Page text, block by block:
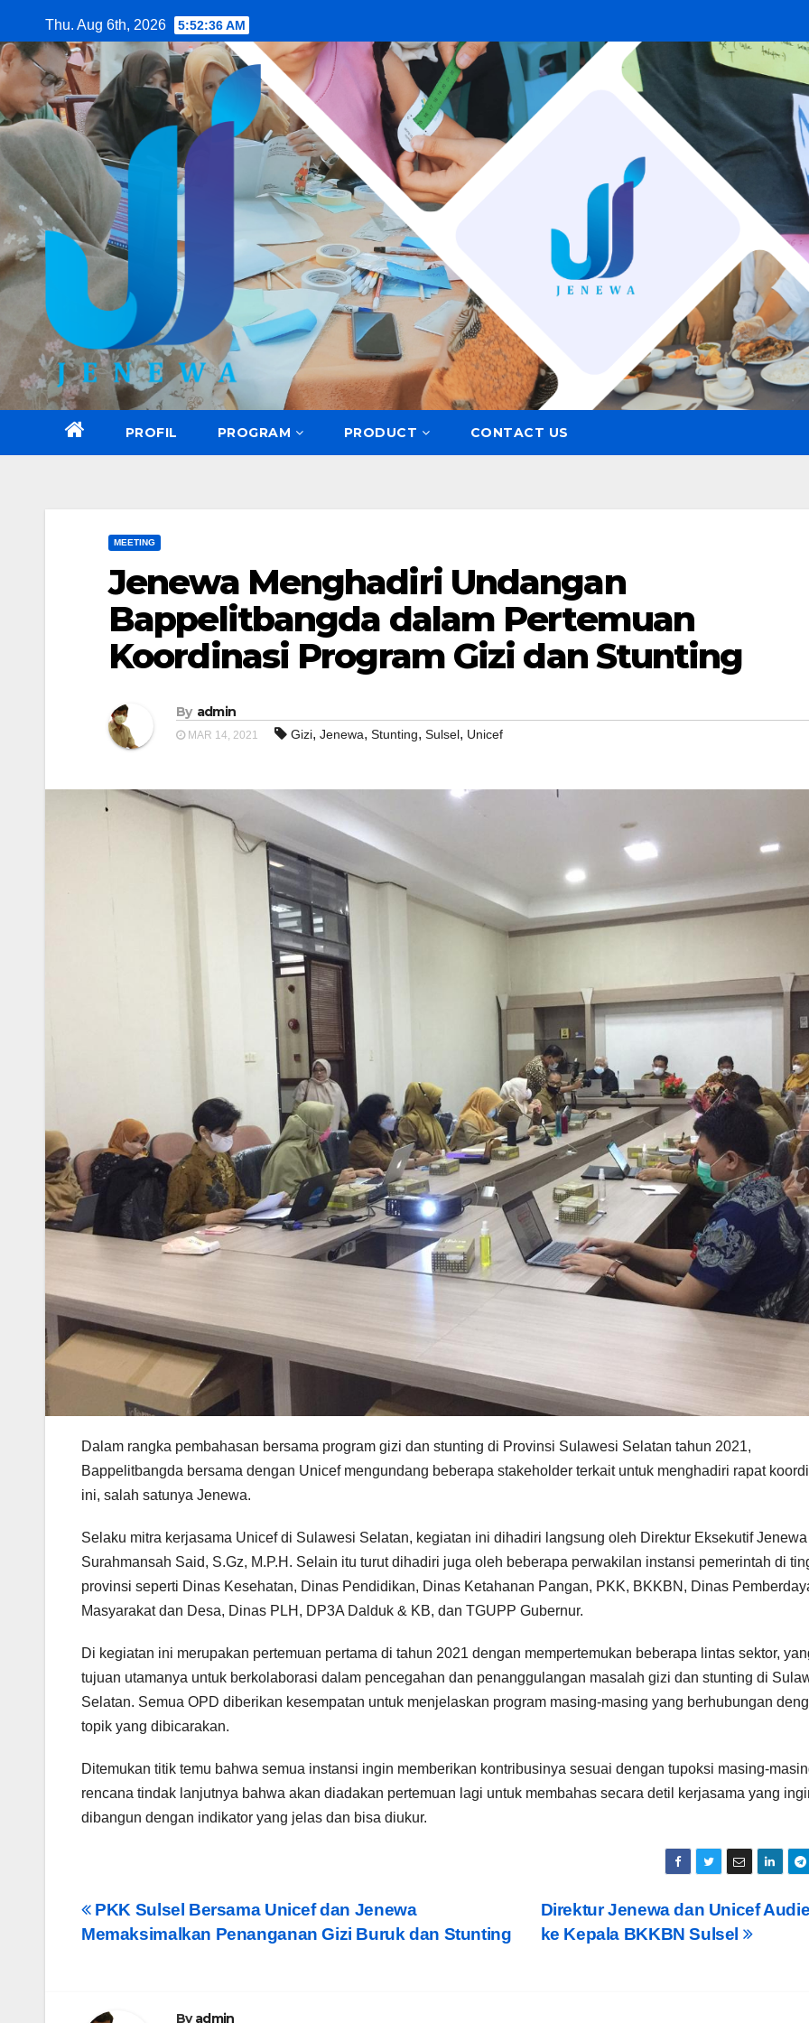
to
content
Thu. Aug 6th, 2026 5:52:37 AM
PROFIL PROGRAM PRODUCT CONTACT US
MEETING
Jenewa Menghadiri Undangan
Bappelitbangda dalam Pertemuan
Koordinasi Program Gizi dan Stunting
By admin
MAR 14, 2021 Gizi, Jenewa, Stunting, Sulsel, Unicef
Dalam rangka pembahasan bersama program gizi dan stunting di Provinsi Sulawesi Selatan tahun 2021,
Bappelitbangda bersama dengan Unicef mengundang beberapa stakeholder terkait untuk menghadiri rapat
ini, salah satunya Jenewa.
Selaku mitra kerjasama Unicef di Sulawesi Selatan, kegiatan ini dihadiri langsung oleh Direktur Eksekutif Jenewa
Surahmansah Said, S.Gz, M.P.H. Selain itu turut dihadiri juga oleh beberapa perwakilan instansi pemerintah di
provinsi seperti Dinas Kesehatan, Dinas Pendidikan, Dinas Ketahanan Pangan, PKK, BKKBN, Dinas
Masyarakat dan Desa, Dinas PLH, DP3A Dalduk & KB, dan TGUPP Gubernur.
Di kegiatan ini merupakan pertemuan pertama di tahun 2021 dengan mempertemukan beberapa lintas sektor,
tujuan utamanya untuk berkolaborasi dalam pencegahan dan penanggulangan masalah gizi dan stunting di
Selatan. Semua OPD diberikan kesempatan untuk menjelaskan program masing-masing yang berhubungan
topik yang dibicarakan.
Ditemukan titik temu bahwa semua instansi ingin memberikan kontribusinya sesuai dengan tupoksi masing-
rencana tindak lanjutnya bahwa akan diadakan pertemuan lagi untuk membahas secara detil kerjasama yang
dibangun dengan indikator yang jelas dan bisa diukur.
Post
Direktur Jenewa dan Unicef
ke Kepala BKKBN Sulsel
PKK Sulsel Bersama Unicef dan Jenewa
Memaksimalkan Penanganan Gizi Buruk dan Stunting
Byadmin